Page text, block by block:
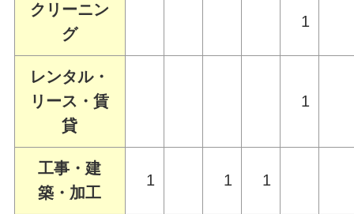
クリーニン
グ
1
レンタル・
リース・賃
貸
1
工事・建
築・加工
1 1 1